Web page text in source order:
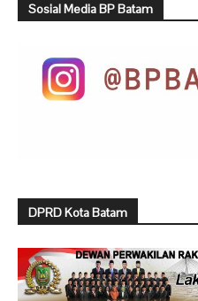
Sosial Media BP Batam
DPRD Kota Batam